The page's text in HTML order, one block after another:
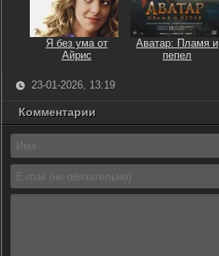
Я без ума от
Айрис
Аватар: Пламя и
пепел
23-01-2026, 13:19
Комментарии